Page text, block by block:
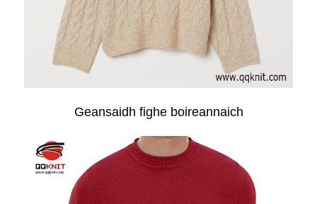
Geansaidh fighe boireannaich